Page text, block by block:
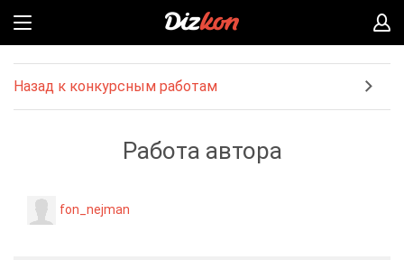
Назад к конкурсным работам
Работа автора
fon_nejman